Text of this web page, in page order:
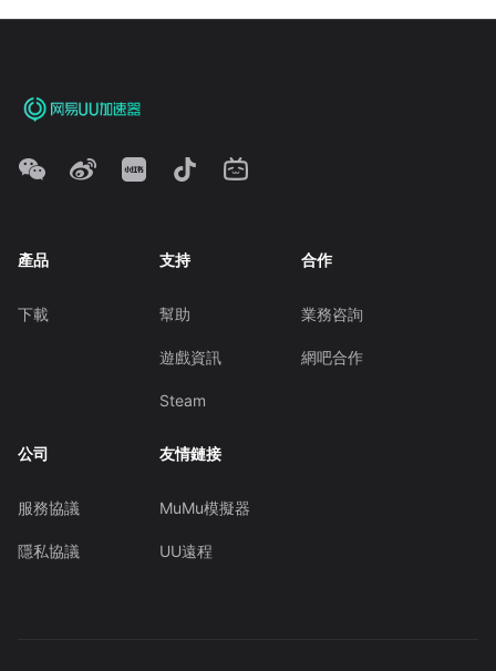
產品
下載
支持
幫助
遊戲資訊
Steam
合作
業務咨詢
網吧合作
公司
服務協議
隱私協議
友情鏈接
MuMu模擬器
UU遠程